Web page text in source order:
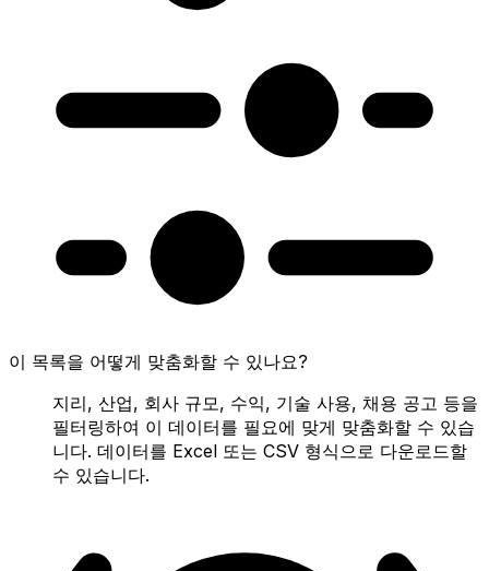
이 목록을 어떻게 맞춤화할 수 있나요?
지리, 산업, 회사 규모, 수익, 기술 사용, 채용 공고 등을
필터링하여 이 데이터를 필요에 맞게 맞춤화할 수 있습
니다. 데이터를 Excel 또는 CSV 형식으로 다운로드할
수 있습니다.